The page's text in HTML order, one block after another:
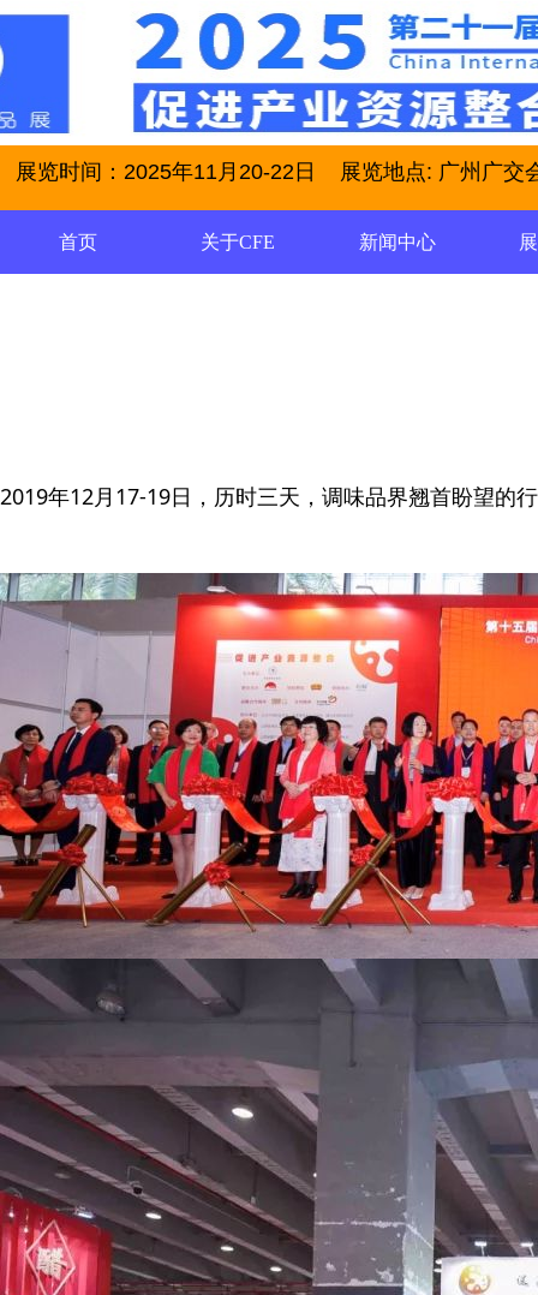
首页 关于CFE 新闻中心
展览时间：2025年11月20-22日 展览地点: 广州广
2019年12月17-19日，历时三天，调味品界翘首盼望